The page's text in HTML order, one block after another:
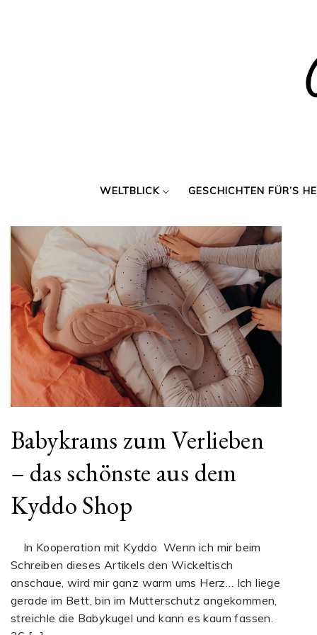
WELTBLICK GESCHICHTEN FÜR’S
Babykrams zum Verlieben
– das schönste aus dem
Kyddo Shop
In Kooperation mit Kyddo Wenn ich mir beim
Schreiben dieses Artikels den Wickeltisch
anschaue, wird mir ganz warm ums Herz… Ich liege
gerade im Bett, bin im Mutterschutz angekommen,
streichle die Babykugel und kann es kaum fassen.